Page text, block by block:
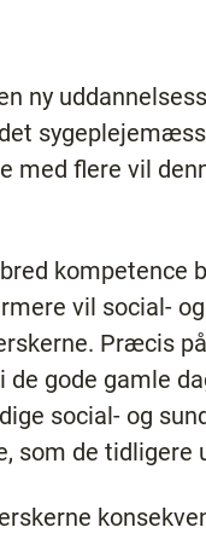
ny
med flere vil
vil social-
Præcis
de gode gamle
social- og
som de